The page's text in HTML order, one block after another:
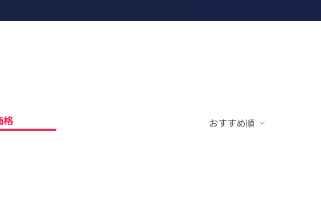
リシー
お気に入りブランド
格 おすすめ順